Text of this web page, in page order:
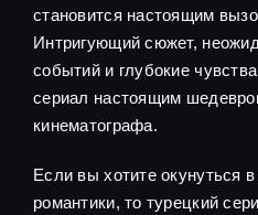
становится настоящим
Интригующий сюжет,
событий и глубокие
сериал настоящим
кинематографа.
Если вы хотите окунуться
романтики, то турецкий